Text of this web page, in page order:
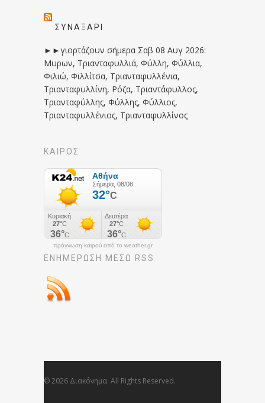
ΣΥΝΑΞΆΡΙ
►►γιορτάζουν σήμερα Σαβ 08 Αυγ 2026:
Μυρων, Τριανταφυλλιά, Φύλλη, Φύλλια,
Φιλιώ, Φιλλίτσα, Τριανταφυλλένια,
Τριανταφυλλίνη, Ρόζα, Τριαντάφυλλος,
Τριανταφύλλης, Φύλλης, Φύλλιος,
Τριανταφυλλένιος, Τριανταφυλλίνος
ΚΑΙΡΟΣ
πρόγνωση καιρού από το weather.gr
ΕΝΗΜΈΡΩΣΉ ΜΕΣΩ RSS
© 2026 Διακόνημα. All Rights Reserved.